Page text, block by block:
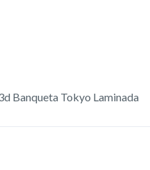
Banqueta Tokyo Laminada